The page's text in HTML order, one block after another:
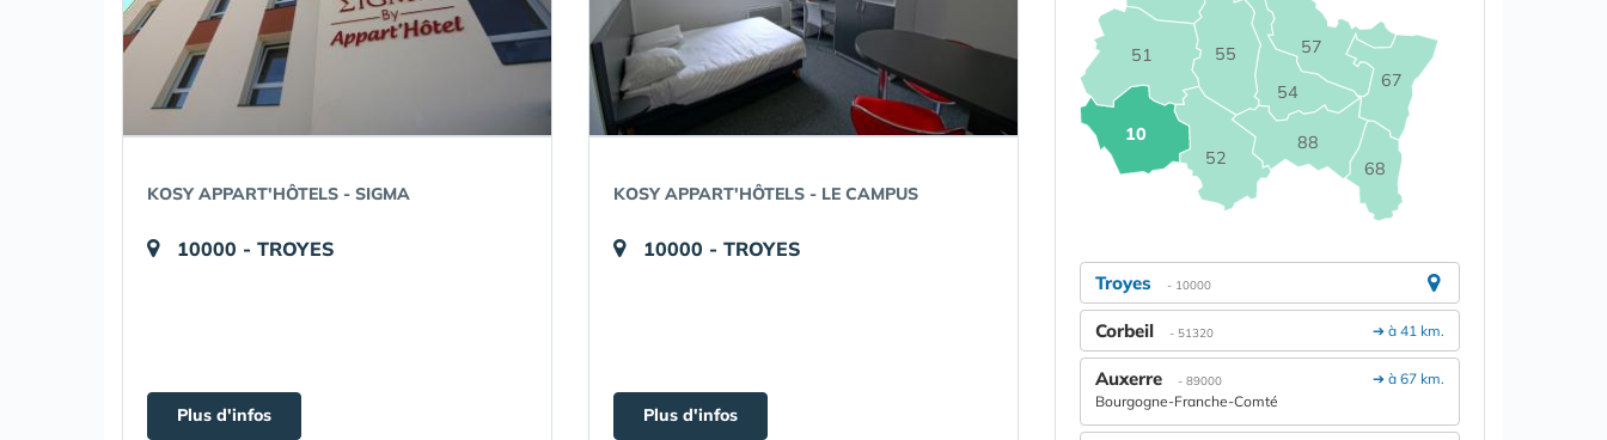
KOSY APPART'HÔTELS - SIGMA
10000 - TROYES
Plus d'infos
KOSY APPART'HÔTELS - LE CAMPUS
10000 - TROYES
Plus d'infos
10
51
52
54
55 57
67
68
88
Troyes - 10000
➔ à 41 km.
Corbeil - 51320
➔ à 67 km.
Auxerre - 89000
Bourgogne-Franche-Comté